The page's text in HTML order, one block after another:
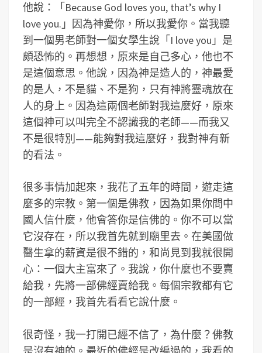
他說：「Because God loves you, that’s why I
love you.」因為神愛你，所以我愛你。當我聽
到一個男老師對一個女學生說「I love you」是
頗恐怖的。再想想，原來是自己多心，他也不
是這個意思。他說，因為神是造人的，神最愛
的是人，不是貓、不是狗，只有神將靈魂放在
人的身上。因為這兩個老師對我這麼好，原來
這個神可以叫完全不認識我的老師——而我又
不是很特別——能夠對我這麼好，我對神有新
的看法。
很多事情加起來，我花了五年的時間，遊走這
麼多的宗教。第一個是佛教，因為如果你問中
國人信什麼，他會答你是信佛的。你不可以當
它沒存在，所以我首先就到廟里去。在美國做
醫生拿的薪資是很不錯的，和尚見到我就很開
心：一個大主富來了。我說，你什麼也不要賣
給我，先將一部佛經賣給我。每個宗教都有它
的一部經，我首先看看它說什麼。
很奇怪，我一打開已經不信了，為什麼？佛教